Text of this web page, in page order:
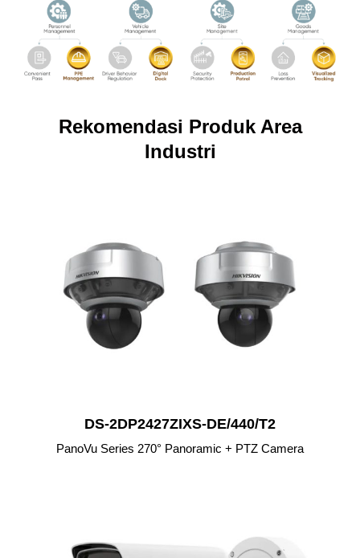
Rekomendasi Produk Area
Industri
DS-2DP2427ZIXS-DE/440/T2
PanoVu Series 270° Panoramic + PTZ Camera